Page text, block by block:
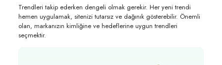
Trendleri takip ederken dengeli olmak gerekir. Her yeni trendi
hemen uygulamak, sitenizi tutarsız ve dağınık gösterebilir. Önemli
olan, markanızın kimliğine ve hedeflerine uygun trendleri
seçmektir.